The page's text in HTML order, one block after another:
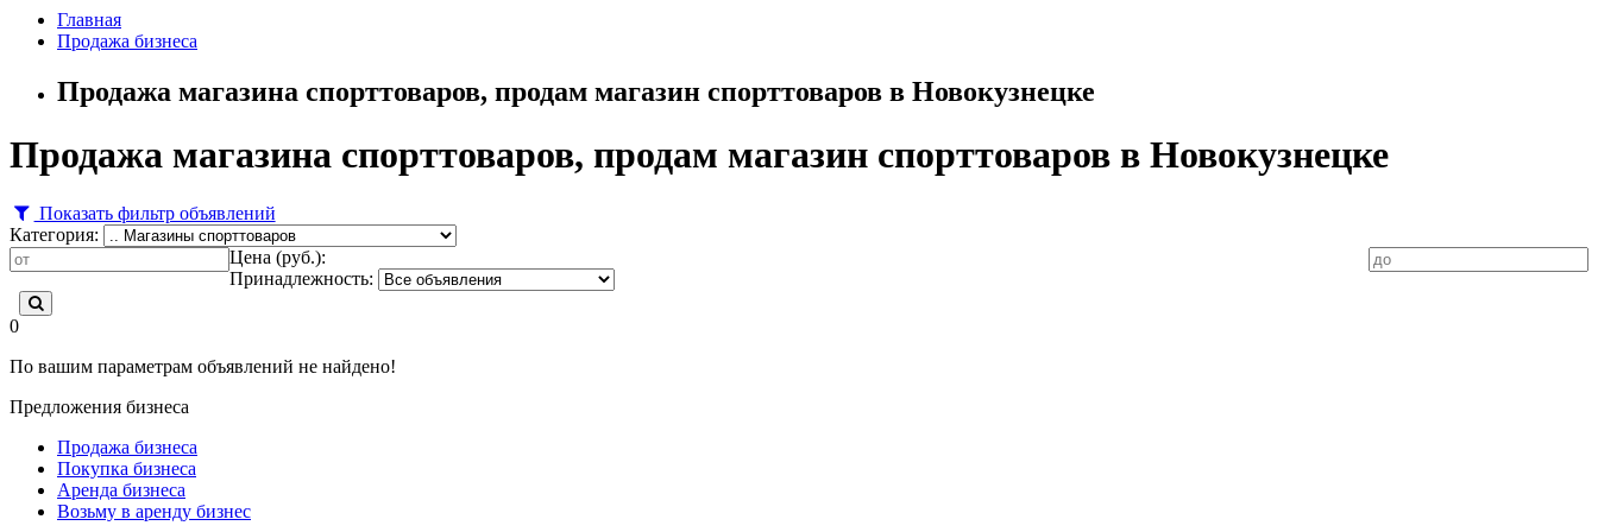
Главная
Продажа бизнеса
Продажа магазина спорттоваров, продам магазин спорттоваров в Новокузнецке
Продажа магазина спорттоваров, продам магазин спорттоваров в Новокузнецке
Показать фильтр объявлений
Категория:
Цена (руб.):
Принадлежность:
0
По вашим параметрам объявлений не найдено!
Предложения бизнеса
Продажа бизнеса
Покупка бизнеса
Аренда бизнеса
Возьму в аренду бизнес